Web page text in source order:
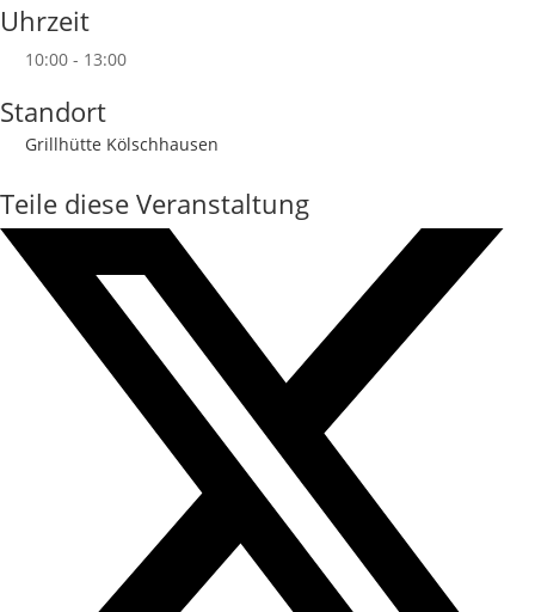
Uhrzeit
10:00 - 13:00
Standort
Grillhütte Kölschhausen
Teile diese Veranstaltung